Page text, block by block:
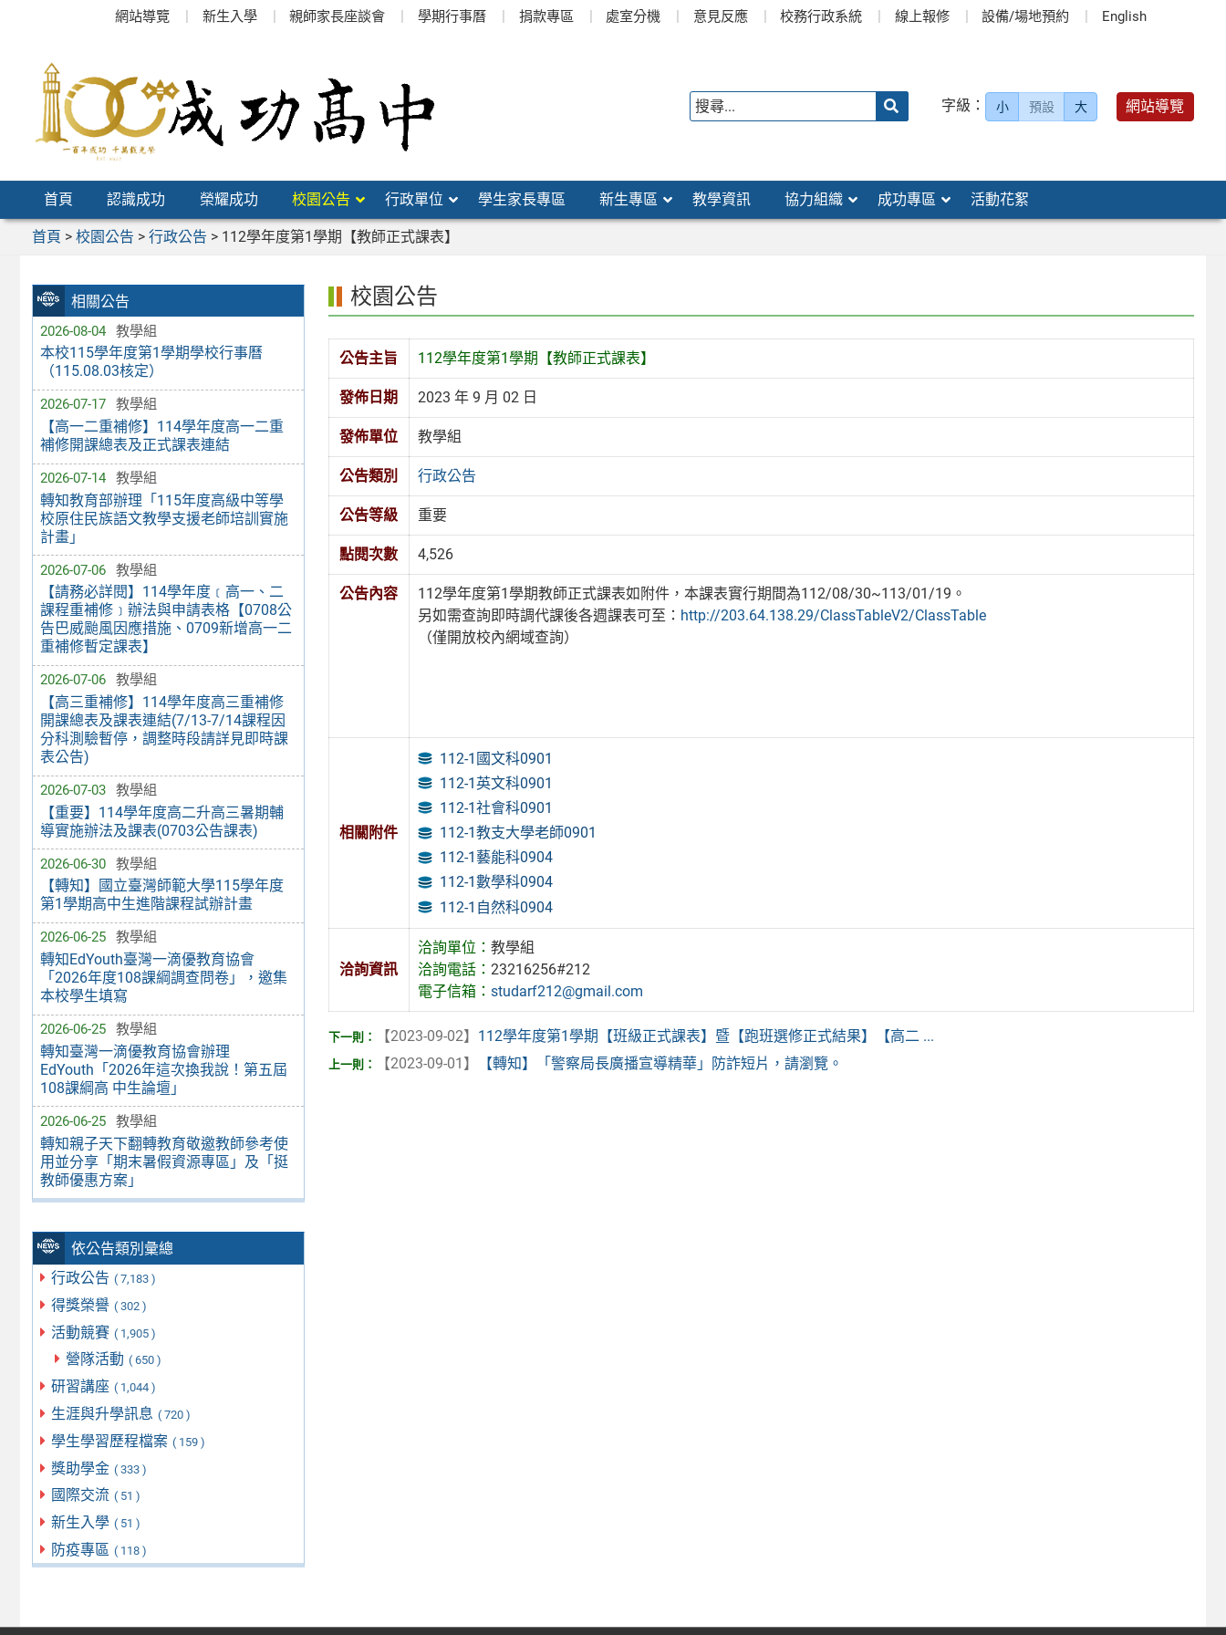
網站導覽 新生入學 親師家長座談會 學期行事曆 捐款專區 處室分機 意見反應 校務行政系統 線上報修 設備/場地預約 English
字級： 小 預設 大 網站導覽
首頁 認識成功 榮耀成功 校園公告 行政單位 學生家長專區 新生專區 教學資訊 協力組織 成功專區 活動花絮
首頁 > 校園公告 > 行政公告 > 112學年度第1學期【教師正式課表】
相關公告
2026-08-04 教學組
本校115學年度第1學期學校行事曆
（115.08.03核定）
2026-07-17 教學組
【高一二重補修】114學年度高一二重
補修開課總表及正式課表連結
2026-07-14 教學組
轉知教育部辦理「115年度高級中等學
校原住民族語文教學支援老師培訓實施
計畫」
2026-07-06 教學組
【請務必詳閱】114學年度﹝高一、二
課程重補修﹞辦法與申請表格【0708公
告巴威颱風因應措施、0709新增高一二
重補修暫定課表】
2026-07-06 教學組
【高三重補修】114學年度高三重補修
開課總表及課表連結(7/13-7/14課程因
分科測驗暫停，調整時段請詳見即時課
表公告)
2026-07-03 教學組
【重要】114學年度高二升高三暑期輔
導實施辦法及課表(0703公告課表)
2026-06-30 教學組
【轉知】國立臺灣師範大學115學年度
第1學期高中生進階課程試辦計畫
2026-06-25 教學組
轉知EdYouth臺灣一滴優教育協會
「2026年度108課綱調查問卷」，邀集
本校學生填寫
2026-06-25 教學組
轉知臺灣一滴優教育協會辦理
EdYouth「2026年這次換我說！第五屆
108課綱高 中生論壇」
2026-06-25 教學組
轉知親子天下翻轉教育敬邀教師參考使
用並分享「期末暑假資源專區」及「挺
教師優惠方案」
依公告類別彙總
行政公告 ( 7,183 )
得獎榮譽 ( 302 )
活動競賽 ( 1,905 )
營隊活動 ( 650 )
研習講座 ( 1,044 )
生涯與升學訊息 ( 720 )
學生學習歷程檔案 ( 159 )
獎助學金 ( 333 )
國際交流 ( 51 )
新生入學 ( 51 )
防疫專區 ( 118 )
校園公告
公告主旨 112學年度第1學期【教師正式課表】
發佈日期 2023 年 9 月 02 日
發佈單位 教學組
公告類別 行政公告
公告等級 重要
點閱次數 4,526
公告內容
112學年度第1學期教師正式課表如附件，本課表實行期間為112/08/30~113/01/19。
另如需查詢即時調代課後各週課表可至： http://203.64.138.29/ClassTableV2/ClassTable
（僅開放校內網域查詢）
相關附件
112-1國文科0901
112-1英文科0901
112-1社會科0901
112-1教支大學老師0901
112-1藝能科0904
112-1數學科0904
112-1自然科0904
洽詢資訊
洽詢單位：教學組
洽詢電話：23216256#212
電子信箱：studarf212@gmail.com
【2023-09-02】 112學年度第1學期【班級正式課表】暨【跑班選修正式結果】【高二 ...
【2023-09-01】
【轉知】「警察局長廣播宣導精華」防詐短片，請瀏覽。